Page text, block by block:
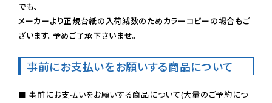
でも、
メーカーより正規台紙の入荷減数のためカラーコピーの場合もご
ざいます。予めご了承下さいませ。
事前にお支払いをお願いする商品について
■ 事前にお支払いをお願いする商品について(大量のご予約につ